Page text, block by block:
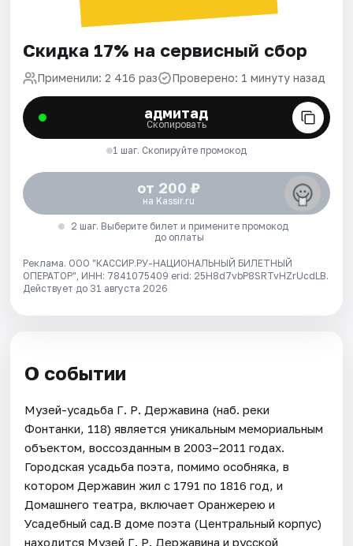
Скидка 17% на сервисный сбор
Применили: 2 416 раз Проверено: 1 минуту назад
адмитад
Скопировать
1 шаг. Скопируйте промокод
от 200 ₽
на Kassir.ru
2 шаг. Выберите билет и примените промокод
до оплаты
Реклама. ООО "КАССИР.РУ-НАЦИОНАЛЬНЫЙ БИЛЕТНЫЙ
ОПЕРАТОР", ИНН: 7841075409 erid: 25H8d7vbP8SRTvHZrUcdLB.
Действует до 31 августа 2026
О событии
Музей-усадьба Г. Р. Державина (наб. реки
Фонтанки, 118) является уникальным мемориальным
объектом, воссозданным в 2003–2011 годах.
Городская усадьба поэта, помимо особняка, в
котором Державин жил с 1791 по 1816 год, и
Домашнего театра, включает Оранжерею и
Усадебный сад.В доме поэта (Центральный корпус)
находится Музей Г. Р. Державина и русской